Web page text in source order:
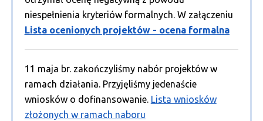
niespełnienia kryteriów formalnych. W załączeniu
Lista ocenionych projektów - ocena formalna
11 maja br. zakończyliśmy nabór projektów w
ramach działania. Przyjęliśmy jedenaście
wniosków o dofinansowanie. Lista wniosków
złożonych w ramach naboru